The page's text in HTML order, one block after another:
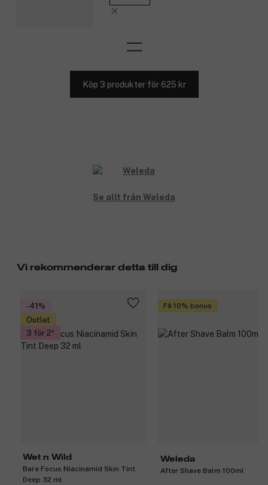
Köp 3 produkter för 625 kr
Se allt från Weleda
Vi rekommenderar detta till dig
-41%
Outlet
3 för 2
Wet n Wild
Bare Focus Niacinamid Skin Tint
Deep 32 ml
Få 10% bonus
Weleda
After Shave Balm 100ml